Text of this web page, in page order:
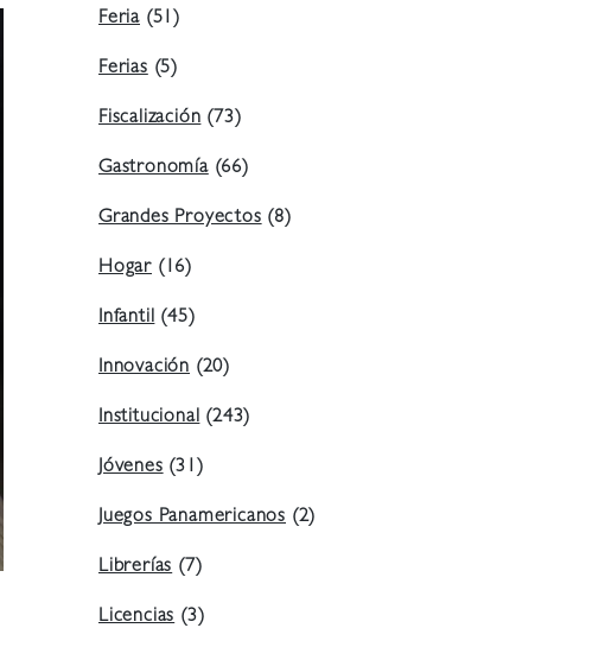
Feria (51)
Ferias(5)
Fiscalización(73)
Gastronomía(66)
Grandes Proyectos(8)
Hogar (16)
Infantil(45)
Innovación (20)
Institucional(243)
Jóvenes(31)
Juegos Panamericanos (2)
Librerías(7)
Licencias(3)